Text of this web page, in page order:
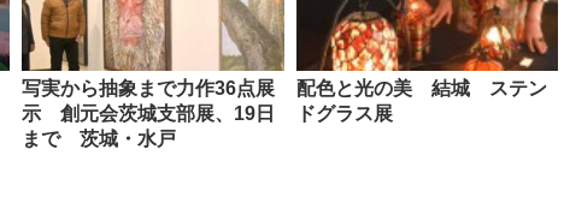
写実から抽象まで力作36点展
示 創元会茨城支部展、19日
まで 茨城・水戸
配色と光の美 結城 ステン
ドグラス展